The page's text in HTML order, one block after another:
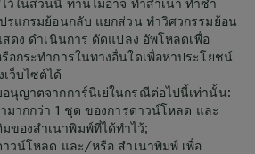
รแกรมย้อนกลับ แยกส่วน ทำวิศวกรรมย้อน
ดง ดำเนินการ ดัดแปลง อัพโหลดเพื่อ
อกระทำการในทางอื่นใดเพื่อหาประโยชน์
ว็บไซต์ได้
นุญาตจากการ์นิเย่ในกรณีต่อไปนี้เท่านั้น:
มากกว่า 1 ชุด ของการดาวน์โหลด และ
ของสำเนาพิมพ์ที่ได้ทำไว้;
วน์โหลด และ/หรือ สำเนาพิมพ์ เพื่อ